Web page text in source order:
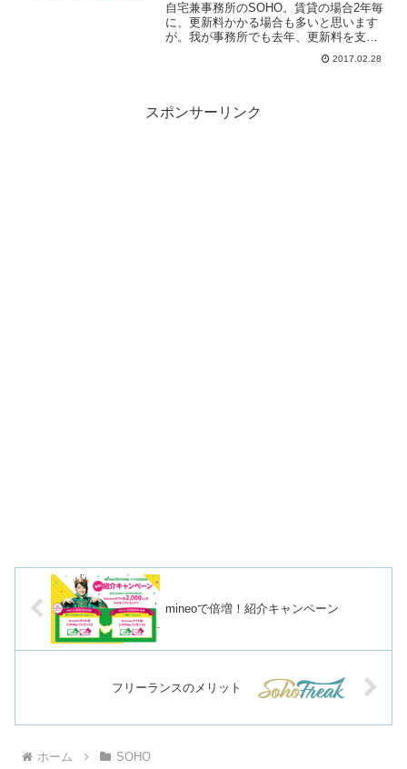
自宅兼事務所のSOHO。賃貸の場合2年毎
に、更新料かかる場合も多いと思います
が。我が事務所でも去年、更新料を支払
っていたのでどういった処理をするべき
か調べたところ多額の場合は「権利
2017.02.28
スポンサーリンク
mineoで倍増！紹介キャンペーン
フリーランスのメリット
ホーム SOHO